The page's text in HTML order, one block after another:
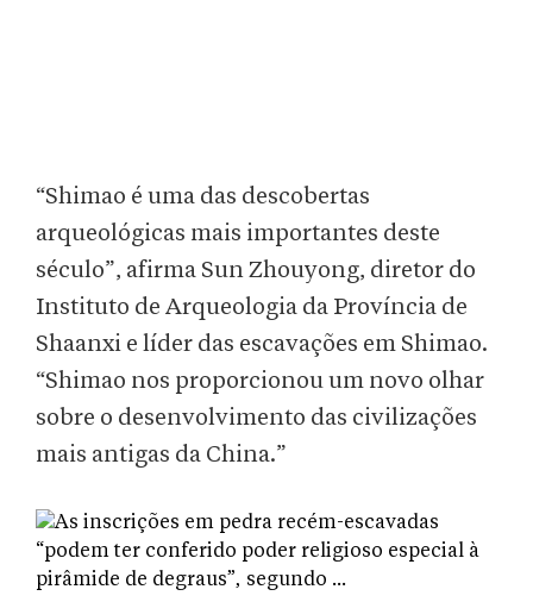
“Shimao é uma das descobertas
arqueológicas mais importantes deste
século”, afirma Sun Zhouyong, diretor do
Instituto de Arqueologia da Província de
Shaanxi e líder das escavações em Shimao.
“Shimao nos proporcionou um novo olhar
sobre o desenvolvimento das civilizações
mais antigas da China.”